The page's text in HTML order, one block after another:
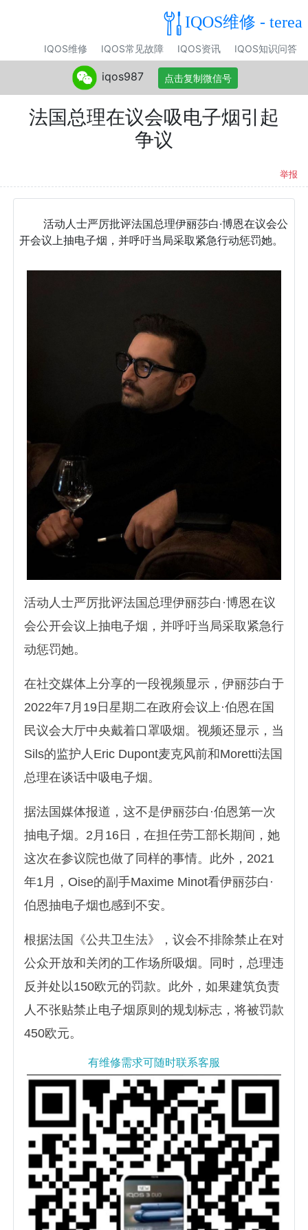
IQOS维修 - terea
IQOS维修 IQOS常见故障 IQOS资讯 IQOS知识问答
法国总理在议会吸电子烟引起
争议
举报
活动人士严厉批评法国总理伊丽莎白·博恩在议会公
开会议上抽电子烟，并呼吁当局采取紧急行动惩罚她。
活动人士严厉批评法国总理伊丽莎白·博恩在议
会公开会议上抽电子烟，并呼吁当局采取紧急行
动惩罚她。
在社交媒体上分享的一段视频显示，伊丽莎白于
2022年7月19日星期二在政府会议上·伯恩在国
民议会大厅中央戴着口罩吸烟。视频还显示，当
Sils的监护人Eric Dupont麦克风前和Moretti法国
总理在谈话中吸电子烟。
据法国媒体报道，这不是伊丽莎白·伯恩第一次
抽电子烟。2月16日，在担任劳工部长期间，她
这次在参议院也做了同样的事情。此外，2021
年1月，Oise的副手Maxime Minot看伊丽莎白·
伯恩抽电子烟也感到不安。
根据法国《公共卫生法》，议会不排除禁止在对
公众开放和关闭的工作场所吸烟。同时，总理违
反并处以150欧元的罚款。此外，如果建筑负责
人不张贴禁止电子烟原则的规划标志，将被罚款
450欧元。
有维修需求可随时联系客服
iqos987 点击复制微信号